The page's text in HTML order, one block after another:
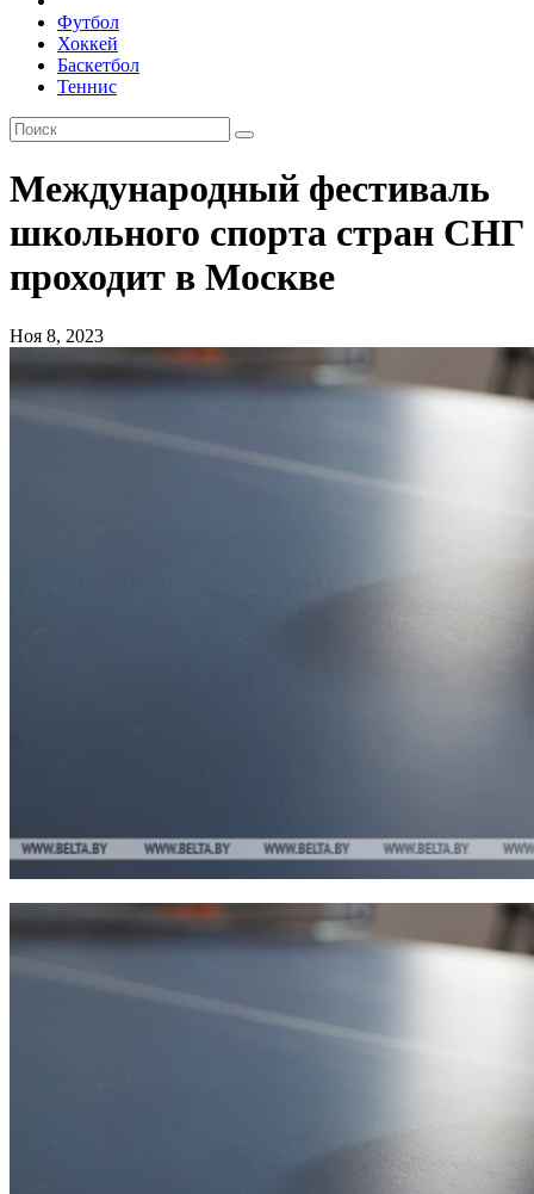
Футбол
Хоккей
Баскетбол
Теннис
Международный фестиваль
школьного спорта стран СНГ
проходит в Москве
Ноя 8, 2023